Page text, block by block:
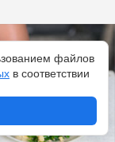
файлов
в соответствии